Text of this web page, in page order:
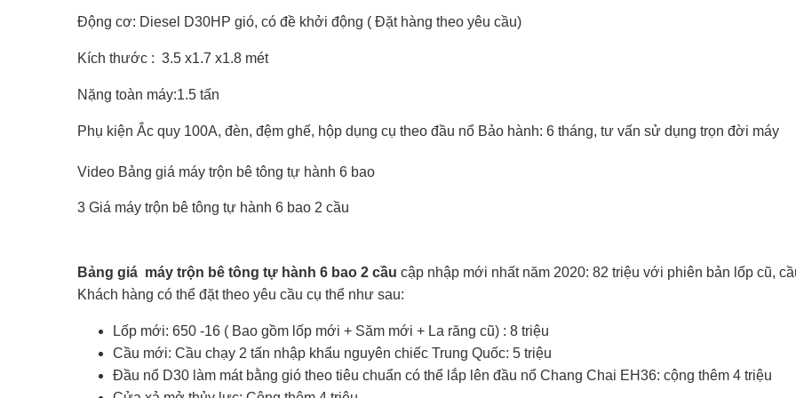
Động cơ: Diesel D30HP gió, có đề khởi động ( Đặt hàng theo yêu cầu)
Kích thước : 3.5 x1.7 x1.8 mét
Nặng toàn máy:1.5 tấn
Phụ kiện Ắc quy 100A, đèn, đệm ghế, hộp dụng cụ theo đầu nổ Bảo hành: 6 tháng, tư vấn sử dụng trọn đời máy
Video Bảng giá máy trộn bê tông tự hành 6 bao
3 Giá máy trộn bê tông tự hành 6 bao 2 cầu
Bảng giá máy trộn bê tông tự hành 6 bao 2 cầu cập nhập mới nhất năm 2020: 82 triệu với phiên bản lốp cũ,
Khách hàng có thể đặt theo yêu cầu cụ thể như sau:
Lốp mới: 650 -16 ( Bao gồm lốp mới + Săm mới + La răng cũ) : 8 triệu
Cầu mới: Cầu chạy 2 tấn nhập khẩu nguyên chiếc Trung Quốc: 5 triệu
Đầu nổ D30 làm mát bằng gió theo tiêu chuẩn có thể lắp lên đầu nổ Chang Chai EH36: cộng thêm 4 triệu